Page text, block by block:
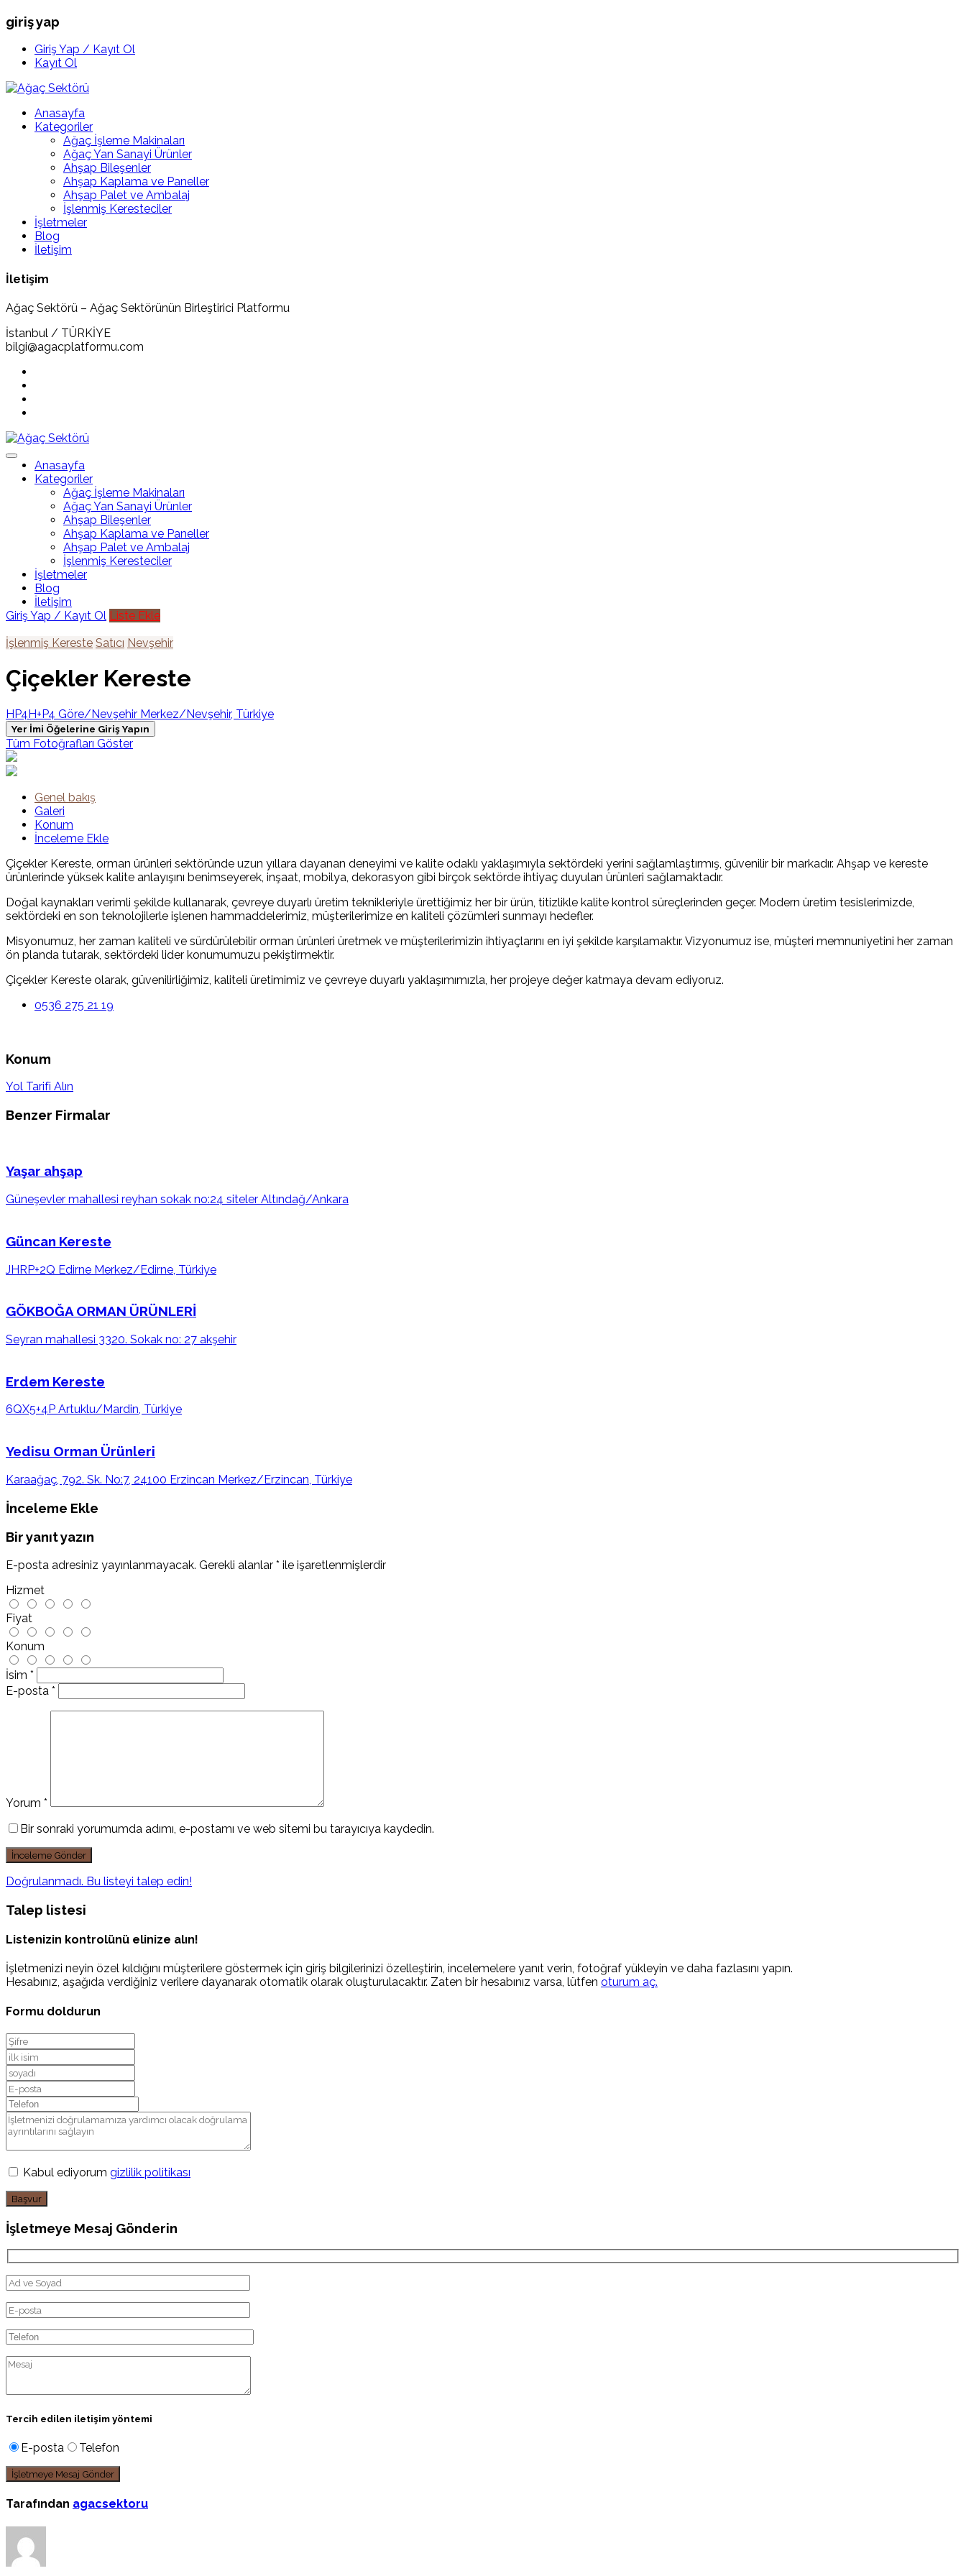
giriş yap
Giriş Yap / Kayıt Ol
Kayıt Ol
Anasayfa
Kategoriler
Ağaç İşleme Makinaları
Ağaç Yan Sanayi Ürünler
Ahşap Bileşenler
Ahşap Kaplama ve Paneller
Ahşap Palet ve Ambalaj
İşlenmiş Keresteciler
İşletmeler
Blog
İletişim
İletişim
Ağaç Sektörü – Ağaç Sektörünün Birleştirici Platformu
İstanbul / TÜRKİYE
bilgi@agacplatformu.com
Anasayfa
Kategoriler
Ağaç İşleme Makinaları
Ağaç Yan Sanayi Ürünler
Ahşap Bileşenler
Ahşap Kaplama ve Paneller
Ahşap Palet ve Ambalaj
İşlenmiş Keresteciler
İşletmeler
Blog
İletişim
Giriş Yap / Kayıt Ol Liste Ekle
İşlenmiş Kereste Satıcı Nevşehir
Çiçekler Kereste
HP4H+P4 Göre/Nevşehir Merkez/Nevşehir, Türkiye
Yer İmi Öğelerine Giriş Yapın
Tüm Fotoğrafları Göster
Genel bakış
Galeri
Konum
İnceleme Ekle
Çiçekler Kereste, orman ürünleri sektöründe uzun yıllara dayanan deneyimi ve kalite odaklı yaklaşımıyla sektördeki yerini sağlamlaştırmış, güvenilir bir markadır. Ahşap ve kereste
ürünlerinde yüksek kalite anlayışını benimseyerek, inşaat, mobilya, dekorasyon gibi birçok sektörde ihtiyaç duyulan ürünleri sağlamaktadır.
Doğal kaynakları verimli şekilde kullanarak, çevreye duyarlı üretim teknikleriyle ürettiğimiz her bir ürün, titizlikle kalite kontrol süreçlerinden geçer. Modern üretim tesislerimizde,
sektördeki en son teknolojilerle işlenen hammaddelerimiz, müşterilerimize en kaliteli çözümleri sunmayı hedefler.
Misyonumuz, her zaman kaliteli ve sürdürülebilir orman ürünleri üretmek ve müşterilerimizin ihtiyaçlarını en iyi şekilde karşılamaktır. Vizyonumuz ise, müşteri memnuniyetini her zaman
ön planda tutarak, sektördeki lider konumumuzu pekiştirmektir.
Çiçekler Kereste olarak, güvenilirliğimiz, kaliteli üretimimiz ve çevreye duyarlı yaklaşımımızla, her projeye değer katmaya devam ediyoruz.
0536 275 21 19
Konum
Yol Tarifi Alın
Benzer Firmalar
Yaşar ahşap
Güneşevler mahallesi reyhan sokak no:24 siteler Altındağ/Ankara
Güncan Kereste
JHRP+2Q Edirne Merkez/Edirne, Türkiye
GÖKBOĞA ORMAN ÜRÜNLERİ
Seyran mahallesi 3320. Sokak no: 27 akşehir
Erdem Kereste
6QX5+4P Artuklu/Mardin, Türkiye
Yedisu Orman Ürünleri
Karaağaç, 792. Sk. No:7, 24100 Erzincan Merkez/Erzincan, Türkiye
İnceleme Ekle
Bir yanıt yazın
E-posta adresiniz yayınlanmayacak. Gerekli alanlar * ile işaretlenmişlerdir
Hizmet
Fiyat
Konum
İsim *
E-posta *
Yorum *
Bir sonraki yorumumda adımı, e-postamı ve web sitemi bu tarayıcıya kaydedin.
Doğrulanmadı. Bu listeyi talep edin!
Talep listesi
Listenizin kontrolünü elinize alın!
İşletmenizi neyin özel kıldığını müşterilere göstermek için giriş bilgilerinizi özelleştirin, incelemelere yanıt verin, fotoğraf yükleyin ve daha fazlasını yapın.
Hesabınız, aşağıda verdiğiniz verilere dayanarak otomatik olarak oluşturulacaktır. Zaten bir hesabınız varsa, lütfen oturum aç.
Formu doldurun
Kabul ediyorum gizlilik politikası
Başvur
İşletmeye Mesaj Gönderin
Tercih edilen iletişim yöntemi
E-posta Telefon
Tarafından agacsektoru